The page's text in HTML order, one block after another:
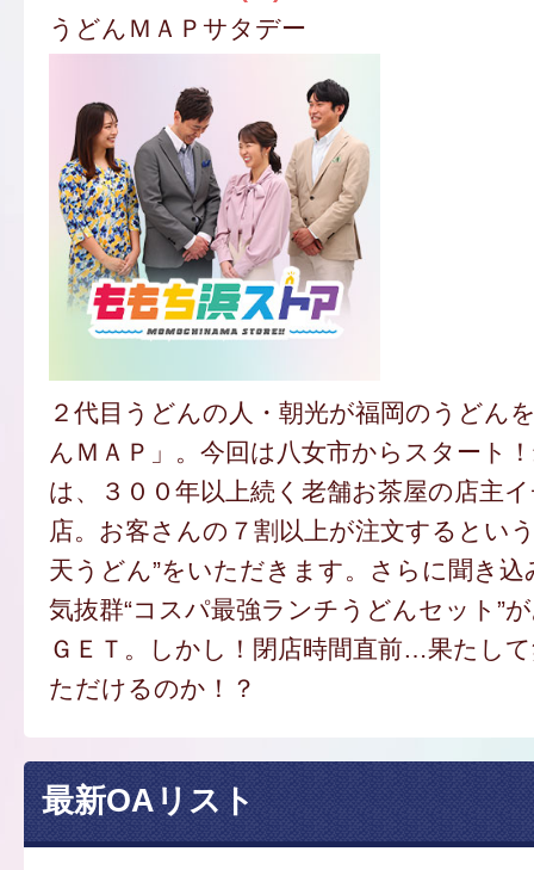
うどんＭＡＰサタデー
２代目うどんの人・朝光が福岡のうどん
んＭＡＰ」。今回は八女市からスタート
は、３００年以上続く老舗お茶屋の店主
店。お客さんの７割以上が注文するとい
天うどん”をいただきます。さらに聞き
気抜群“コスパ最強ランチうどんセット”
ＧＥＴ。しかし！閉店時間直前…果たし
ただけるのか！？
最新OAリスト